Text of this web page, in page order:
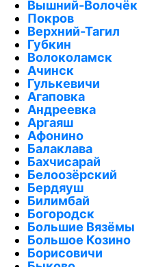
Вышний-Волочёк
Покров
Верхний-Тагил
Губкин
Волоколамск
Ачинск
Гулькевичи
Агаповка
Андреевка
Аргаяш
Афонино
Балаклава
Бахчисарай
Белоозёрский
Бердяуш
Билимбай
Богородск
Большие Вязёмы
Большое Козино
Борисовичи